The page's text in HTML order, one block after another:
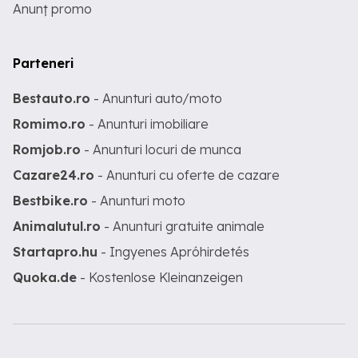
Anunț promo
Parteneri
Bestauto.ro - Anunturi auto/moto
Romimo.ro - Anunturi imobiliare
Romjob.ro - Anunturi locuri de munca
Cazare24.ro - Anunturi cu oferte de cazare
Bestbike.ro - Anunturi moto
Animalutul.ro - Anunturi gratuite animale
Startapro.hu - Ingyenes Apróhirdetés
Quoka.de - Kostenlose Kleinanzeigen